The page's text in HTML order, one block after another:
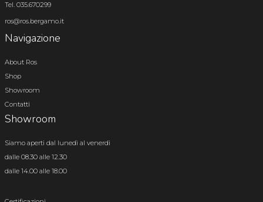
Tel. 035.670299
ros@ros.bergamo.it
Navigazione
About Ros
Shop
Showroom
Contatti
Showroom
Siamo aperti dal lunedì al venerdì
dalle 08.30 alle 12.30
dalle 14.00 alle 18.00